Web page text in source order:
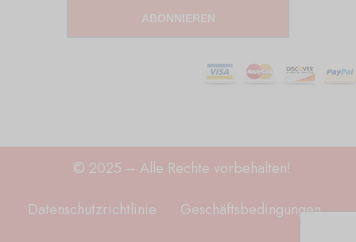
ABONNIEREN
© 2025 – Alle Rechte vorbehalten!
Datenschutzrichtlinie
Geschäftsbedingungen